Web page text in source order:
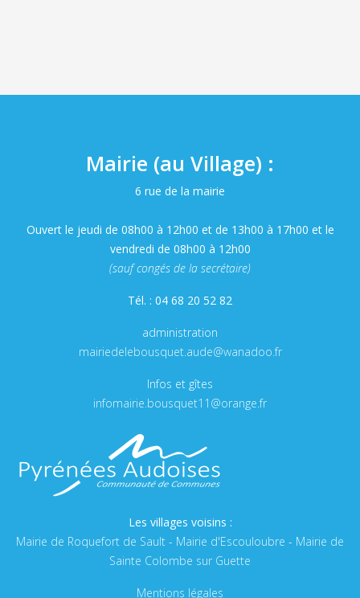
Mairie (au Village) :
6 rue de la mairie
Ouvert le jeudi de 08h00 à 12h00 et de 13h00 à 17h00 et le
vendredi de 08h00 à 12h00
(sauf congés de la secrétaire)
Tél. : 04 68 20 52 82
administration
mairiedelebousquet.aude@wanadoo.fr
Infos et gîtes
infomairie.bousquet11@orange.fr
Les villages voisins :
Mairie de Roquefort de Sault - Mairie d'Escouloubre - Mairie de
Sainte Colombe sur Guette
Mentions légales